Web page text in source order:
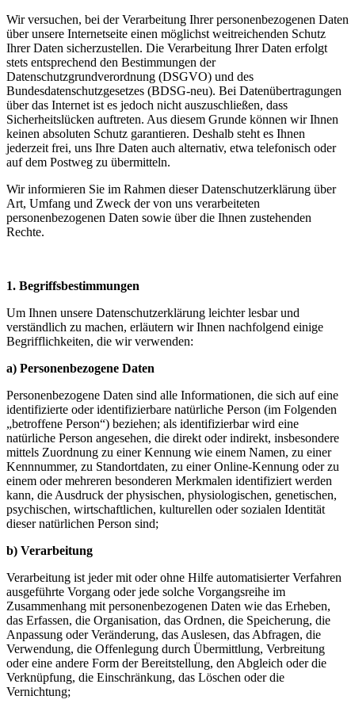
Wir versuchen, bei der Verarbeitung Ihrer personenbezogenen Daten
über unsere Internetseite einen möglichst weitreichenden Schutz
Ihrer Daten sicherzustellen. Die Verarbeitung Ihrer Daten erfolgt
stets entsprechend den Bestimmungen der
Datenschutzgrundverordnung (DSGVO) und des
Bundesdatenschutzgesetzes (BDSG-neu). Bei Datenübertragungen
über das Internet ist es jedoch nicht auszuschließen, dass
Sicherheitslücken auftreten. Aus diesem Grunde können wir Ihnen
keinen absoluten Schutz garantieren. Deshalb steht es Ihnen
jederzeit frei, uns Ihre Daten auch alternativ, etwa telefonisch oder
auf dem Postweg zu übermitteln.
Wir informieren Sie im Rahmen dieser Datenschutzerklärung über
Art, Umfang und Zweck der von uns verarbeiteten
personenbezogenen Daten sowie über die Ihnen zustehenden
Rechte.
1. Begriffsbestimmungen
Um Ihnen unsere Datenschutzerklärung leichter lesbar und
verständlich zu machen, erläutern wir Ihnen nachfolgend einige
Begrifflichkeiten, die wir verwenden:
a) Personenbezogene Daten
Personenbezogene Daten sind alle Informationen, die sich auf eine
identifizierte oder identifizierbare natürliche Person (im Folgenden
„betroffene Person“) beziehen; als identifizierbar wird eine
natürliche Person angesehen, die direkt oder indirekt, insbesondere
mittels Zuordnung zu einer Kennung wie einem Namen, zu einer
Kennnummer, zu Standortdaten, zu einer Online-Kennung oder zu
einem oder mehreren besonderen Merkmalen identifiziert werden
kann, die Ausdruck der physischen, physiologischen, genetischen,
psychischen, wirtschaftlichen, kulturellen oder sozialen Identität
dieser natürlichen Person sind;
b) Verarbeitung
Verarbeitung ist jeder mit oder ohne Hilfe automatisierter Verfahren
ausgeführte Vorgang oder jede solche Vorgangsreihe im
Zusammenhang mit personenbezogenen Daten wie das Erheben,
das Erfassen, die Organisation, das Ordnen, die Speicherung, die
Anpassung oder Veränderung, das Auslesen, das Abfragen, die
Verwendung, die Offenlegung durch Übermittlung, Verbreitung
oder eine andere Form der Bereitstellung, den Abgleich oder die
Verknüpfung, die Einschränkung, das Löschen oder die
Vernichtung;